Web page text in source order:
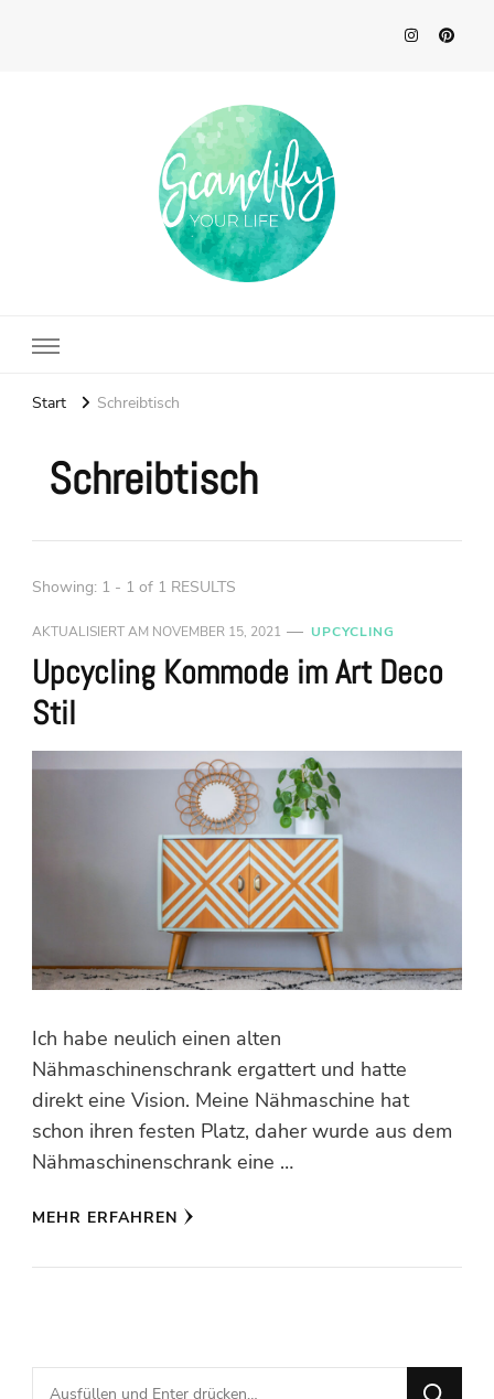
Start Schreibtisch
Schreibtisch
Showing: 1 - 1 of 1 RESULTS
AKTUALISIERT AM NOVEMBER 15, 2021 UPCYCLING
Upcycling Kommode im Art Deco
Stil
Ich habe neulich einen alten
Nähmaschinenschrank ergattert und hatte
direkt eine Vision. Meine Nähmaschine hat
schon ihren festen Platz, daher wurde aus dem
Nähmaschinenschrank eine …
MEHR ERFAHREN
Suchst